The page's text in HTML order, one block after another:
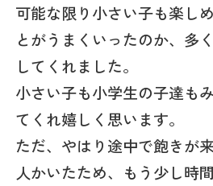
可能な限り小さい子も楽し
とがうまくいったのか、多
してくれました。
小さい子も小学生の子達も
てくれ嬉しく思います。
ただ、やはり途中で飽きが
人かいたため、もう少し時